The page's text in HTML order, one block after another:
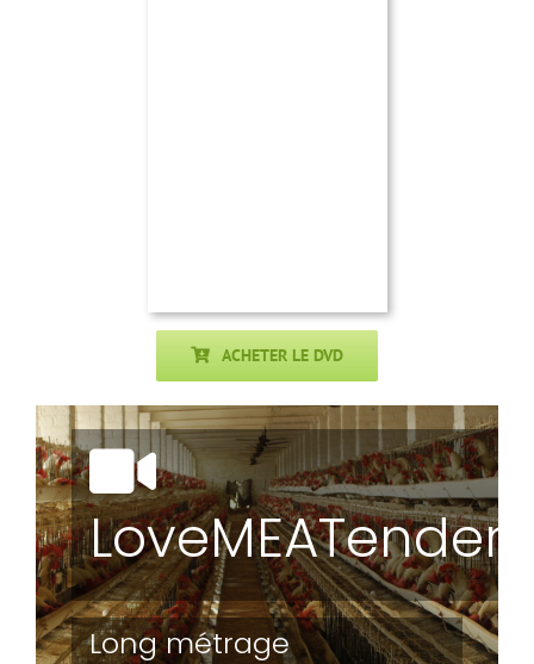
ACHETER LE DVD
LoveMEATender
Long métrage